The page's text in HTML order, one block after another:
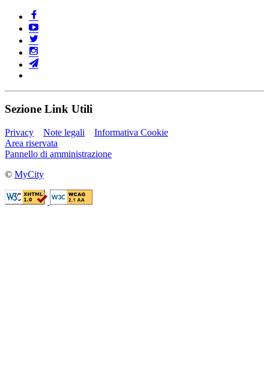
Sezione Link Utili
Privacy Note legali
Informativa Cookie
Area riservata
Pannello di amministrazione
© MyCity